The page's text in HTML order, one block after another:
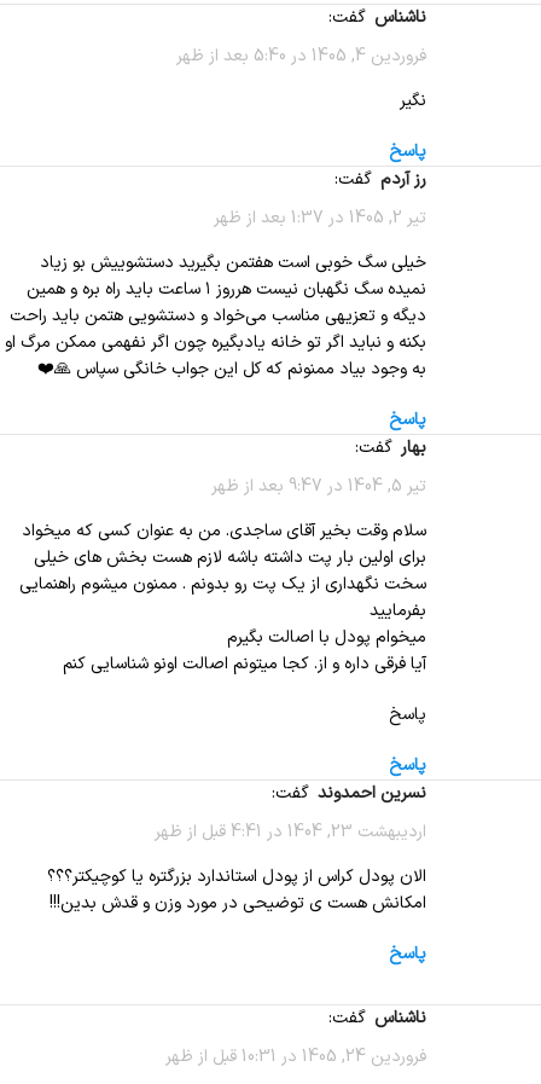
ناشناس گفت:
فروردین 4, 1405 در 5:40 بعد از ظهر
نگیر
پاسخ
رز آردم گفت:
تیر 2, 1405 در 1:37 بعد از ظهر
خیلی سگ خوبی است هفتمن بگیرید دستشوییش بو زیاد
نمیده سگ نگهبان نیست هرروز ۱ ساعت باید راه بره و همین
دیگه و تعزیهی مناسب می‌خواد و دستشویی هتمن باید راحت
بکنه و نباید اگر تو خانه یادبگیره چون اگر نفهمی ممکن مرگ او
به وجود بیاد ممنونم که کل این جواب خانگی سپاس 🙏❤️
پاسخ
بهار گفت:
تیر 5, 1404 در 9:47 بعد از ظهر
سلام وقت بخیر آقای ساجدی. من به عنوان کسی که میخواد
برای اولین بار پت داشته باشه لازم هست بخش های خیلی
سخت نگهداری از یک پت رو بدونم . ممنون میشوم راهنمایی
بفرمایید
میخوام پودل با اصالت بگیرم
آیا فرقی داره و از. کجا میتونم اصالت اونو شناسایی کنم
پاسخ
پاسخ
نسرین احمدوند گفت:
اردیبهشت 23, 1404 در 4:41 قبل از ظهر
الان پودل کراس از پودل استاندارد بزرگتره یا کوچیکتر؟؟؟
امکانش هست ی توضیحی در مورد وزن و قدش بدین!!!
پاسخ
ناشناس گفت:
فروردین 24, 1405 در 10:31 قبل از ظهر